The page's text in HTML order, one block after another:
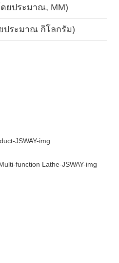
ยประมาณ, MM)
ระมาณ กิโลกรัม)